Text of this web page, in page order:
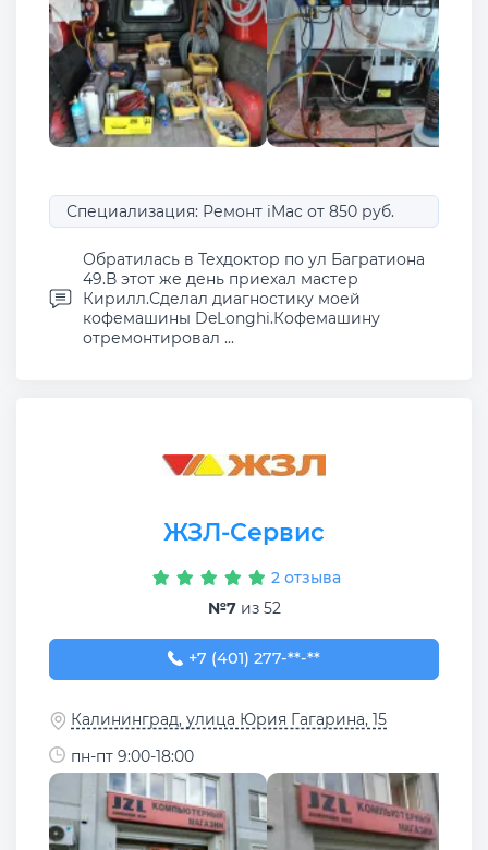
Специализация: Ремонт iMac от 850 руб.
Обратилась в Техдоктор по ул Багратиона
49.В этот же день приехал мастер
Кирилл.Сделал диагностику моей
кофемашины DeLonghi.Кофемашину
отремонтировал ...
ЖЗЛ-Сервис
2 отзыва
№7из 52
+7 (401) 277-71-33
+7 (401) 277-**-**
Калининград, улица Юрия Гагарина, 15
пн-пт 9:00-18:00